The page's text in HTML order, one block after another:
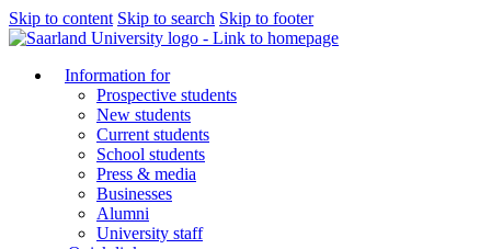
Skip to content Skip to search Skip to footer
Information for
Prospective students
New students
Current students
School students
Press & media
Businesses
Alumni
University staff